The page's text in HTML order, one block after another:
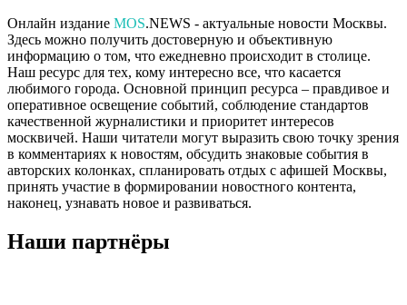
Онлайн издание MOS.NEWS - актуальные новости Москвы.
Здесь можно получить достоверную и объективную
информацию о том, что ежедневно происходит в столице.
Наш ресурс для тех, кому интересно все, что касается
любимого города. Основной принцип ресурса – правдивое и
оперативное освещение событий, соблюдение стандартов
качественной журналистики и приоритет интересов
москвичей. Наши читатели могут выразить свою точку зрения
в комментариях к новостям, обсудить знаковые события в
авторских колонках, спланировать отдых с афишей Москвы,
принять участие в формировании новостного контента,
наконец, узнавать новое и развиваться.
Наши партнёры